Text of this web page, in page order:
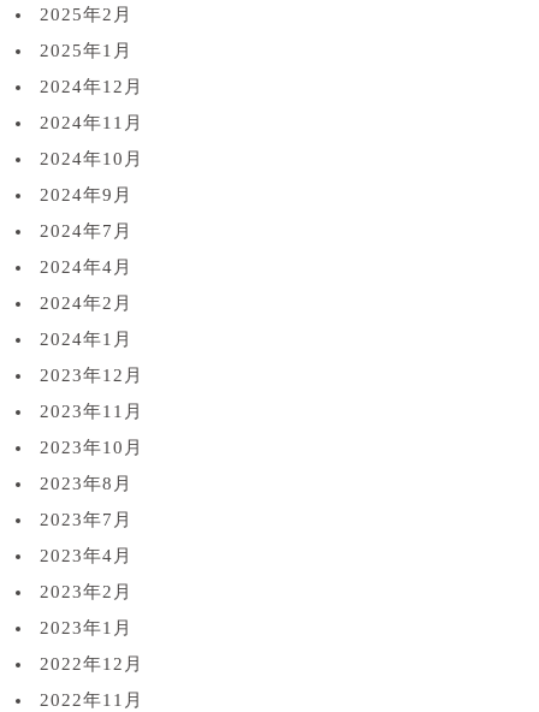
2025年2月
2025年1月
2024年12月
2024年11月
2024年10月
2024年9月
2024年7月
2024年4月
2024年2月
2024年1月
2023年12月
2023年11月
2023年10月
2023年8月
2023年7月
2023年4月
2023年2月
2023年1月
2022年12月
2022年11月